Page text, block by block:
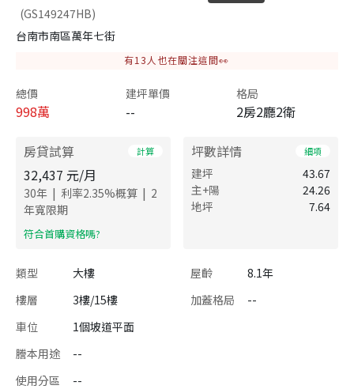
(GS149247HB)
台南市南區萬年七街
有13 人也在關注這間👀
總價
998萬
建坪單價
--
格局
2房2廳2衛
房貸試算 計算
32,437 元/月
30年 | 利率2.35%概算 | 2
年寬限期
​符合首購資格嗎?
坪數詳情 細項
建坪
43.67
主+陽
24.26
地坪
7.64
類型 大樓 屋齡
8.1年
樓層
3樓/15樓 加蓋格局
--
車位
1個坡道平面
謄本用途
--
使用分區
--